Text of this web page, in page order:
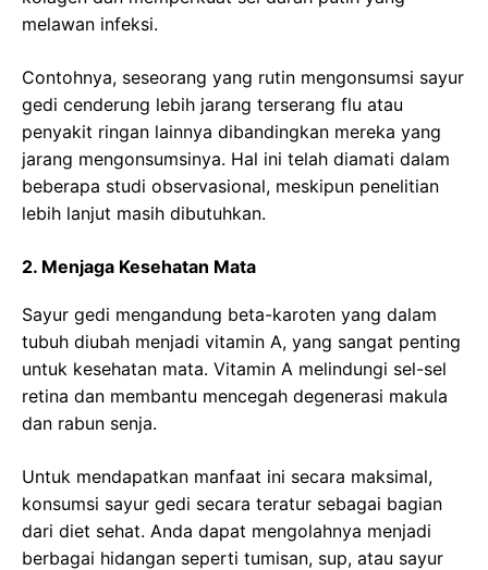
melawan infeksi.
Contohnya, seseorang yang rutin mengonsumsi sayur
gedi cenderung lebih jarang terserang flu atau
penyakit ringan lainnya dibandingkan mereka yang
jarang mengonsumsinya. Hal ini telah diamati dalam
beberapa studi observasional, meskipun penelitian
lebih lanjut masih dibutuhkan.
2. Menjaga Kesehatan Mata
Sayur gedi mengandung beta-karoten yang dalam
tubuh diubah menjadi vitamin A, yang sangat penting
untuk kesehatan mata. Vitamin A melindungi sel-sel
retina dan membantu mencegah degenerasi makula
dan rabun senja.
Untuk mendapatkan manfaat ini secara maksimal,
konsumsi sayur gedi secara teratur sebagai bagian
dari diet sehat. Anda dapat mengolahnya menjadi
berbagai hidangan seperti tumisan, sup, atau sayur